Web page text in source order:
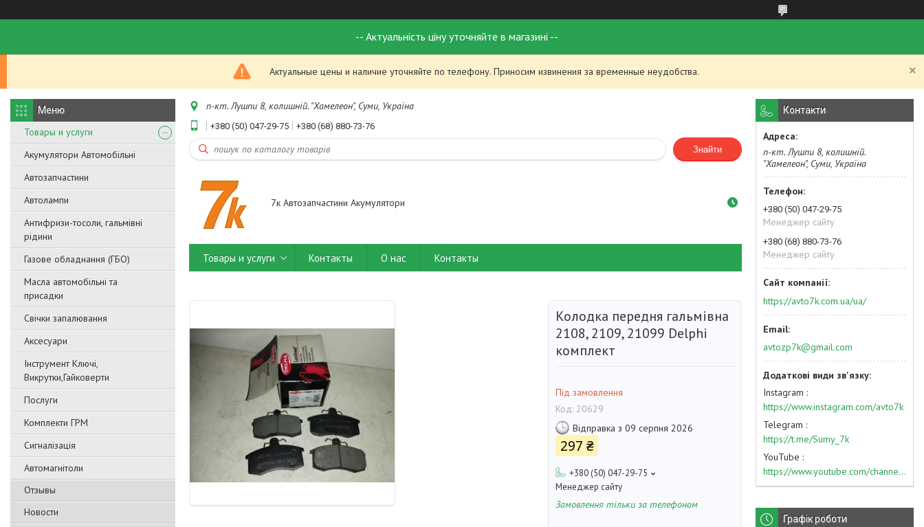
-- Актуальність ціну уточняйте в магазині --
Актуальные цены и наличие уточняйте по телефону. Приносим извинения за временные неудобства.
Товары и услуги
Акумулятори Автомобільні
Автозапчастини
Автолампи
Антифризи-тосоли, гальмівні
рідини
Газове обладнання (ГБО)
Масла автомобільні та
присадки
Свічки запалювання
Аксесуари
Інструмент Ключі,
Викрутки,Гайковерти
Послуги
Комплекти ГРМ
Сигналізація
Автомагнітоли
Отзывы
Новости
п-кт. Лушпи 8, колишній. "Хамелеон", Суми, Україна
+380 (50) 047-29-75 +380 (68) 880-73-76
Знайти
7к Автозапчастини Акумулятори
Товары и услуги Контакты О нас Контакты
Колодка передня гальмівна
2108, 2109, 21099 Delphi
комплект
Під замовлення
Код: 20629
Відправка з 09 серпня 2026
297 ₴
+380 (50) 047-29-75
Менеджер сайту
Замовлення тільки за телефоном
Контакти
п-кт. Лушпи 8, колишній.
"Хамелеон", Суми, Україна
+380 (50) 047-29-75
Менеджер сайту
+380 (68) 880-73-76
Менеджер сайту
https://avto7k.com.ua/ua/
avtozp7k@gmail.com
Instagram
https://www.instagram.com/avto7k
Telegram
https://t.me/Sumy_7k
YouTube
https://www.youtube.com/channel/UC574nvqqf5H_LzT4Va_GpQg?view_as=subscriber
Графік роботи